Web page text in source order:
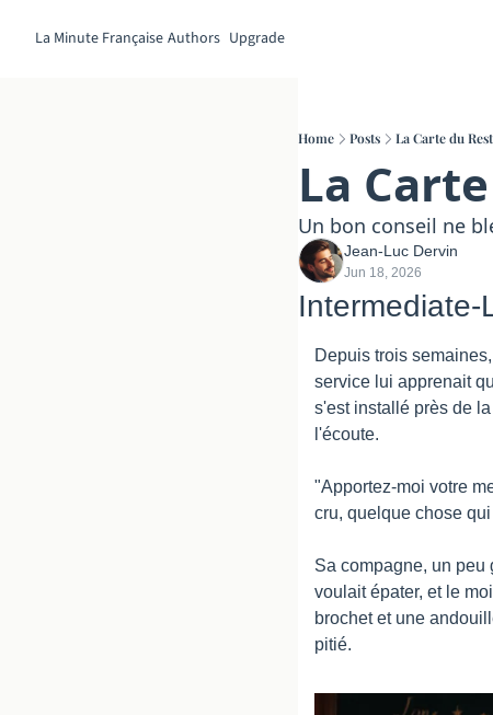
La Minute Française Authors Upgrade
Home Posts La Carte du
La
Un bon conseil ne
Jean-Luc Dervin
Jun 18, 2026
Intermediate-
Depuis trois
service lui apprenait
s'est installé près de
l'écoute.
"Apportez-moi votre
cru, quelque chose
Sa compagne, un peu
voulait épater, et le
brochet et une
pitié.